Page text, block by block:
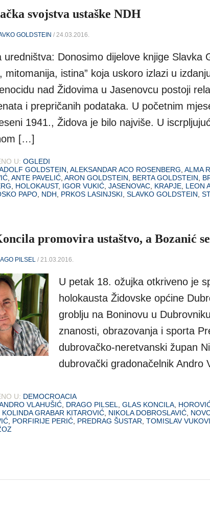
svojstva ustaške NDH
GOLDSTEIN / 24.03.2016.
uredništva: Donosimo dijelove knjige Slavka
mitomanija, istina” koja uskoro izlazi u
nad Židovima u Jasenovcu postoji
i prepričanih podataka. U početnim
1941., Židova je bilo najviše. U
[…]
U: OGLEDI
GOLDSTEIN ALEKSANDAR ACO ROSENBERG ALMA
ANTE PAVELIĆ ARON GOLDSTEIN BERTA GOLDSTEIN
HOLOKAUST, IGOR VUKIĆ JASENOVAC KRAPJE LEON
PAPO NDH PRKOS LASINJSKI SLAVKO GOLDSTEIN
promovira ustaštvo, a Bozanić
PILSEL / 21.03.2016.
U petak 18. ožujka otkriveno je
holokausta Židovske općine
groblju na Boninovu u
znanosti, obrazovanja i sporta
dubrovačko-neretvanski župan
dubrovački gradonačelnik Andro
U: DEMOCROACIA
VLAHUŠIĆ DRAGO PILSEL GLAS KONCILA
KOLINDA GRABAR KITAROVIĆ NIKOLA DOBROSLAVIĆ
PORFIRIJE PERIĆ PREDRAG ŠUSTAR TOMISLAV